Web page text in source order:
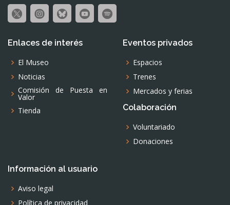
Enlaces de interés
El Museo
Noticias
Comisión de Puesta en
Valor
Tienda
Eventos privados
Espacios
Trenes
Mercados y ferias
Colaboración
Voluntariado
Donaciones
Información al usuario
Aviso legal
Política de privacidad